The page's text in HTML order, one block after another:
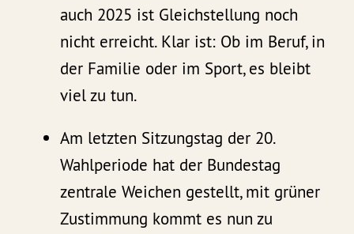
auch 2025 ist Gleichstellung noch
nicht erreicht. Klar ist: Ob im Beruf, in
der Familie oder im Sport, es bleibt
viel zu tun.
Am letzten Sitzungstag der 20.
Wahlperiode hat der Bundestag
zentrale Weichen gestellt, mit grüner
Zustimmung kommt es nun zu